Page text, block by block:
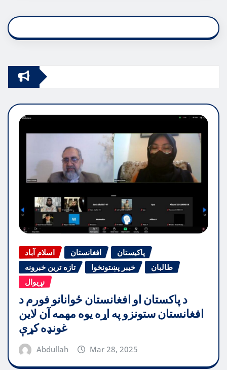
اسلام آباد افغانستان
پاکیستان
تازه ترین خبرونه
خیبر پښتونخوا
طالبان
نړیوال
د پاکستان او افغانستان ځوانانو فورم د
افغانستان ستونزو په اړه یوه مهمه آن لاین
غونډه کړې
Abdullah Mar 28, 2025